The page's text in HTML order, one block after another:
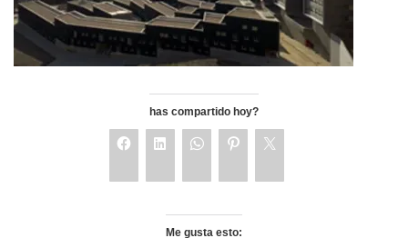
has compartido hoy?
Me gusta esto: